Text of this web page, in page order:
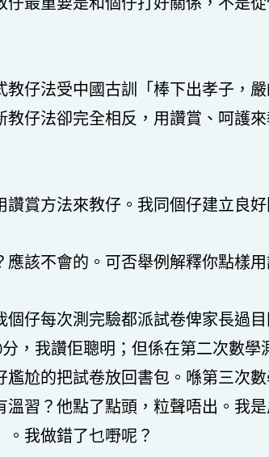
教仔法受中國古訓「棒下出孝子，
教仔法卻完全相反，用讚賞、呵護
讚賞方法來教仔。我同個仔建立良
應該不會的。可否舉例解釋你點樣
個仔每次測完驗都派試卷俾家長過
，我讚佢聰明；但係在第二次數
尷尬的把試卷放回書包。喺第三次
溫習？他點了點頭，粒聲唔出。我
。我做錯了乜嘢呢？